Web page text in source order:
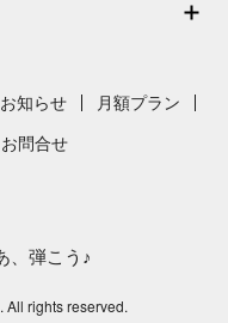
お知らせ 月額プラン
お問合せ
、弾こう♪
All rights reserved.